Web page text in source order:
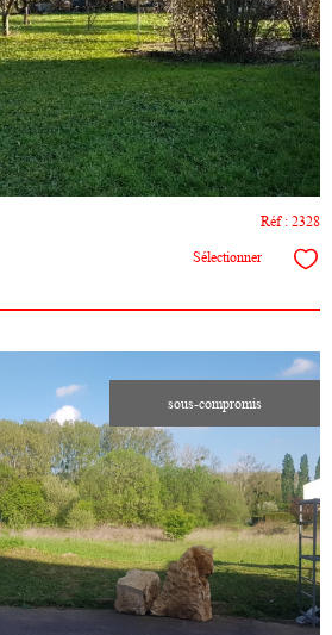
bien
Réf : 2328
Sélectionner
sous-compromis
voir le
bien